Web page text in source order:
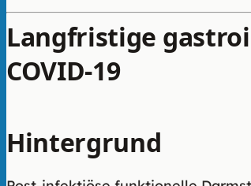
Langfristige
COVID-19
Hintergrund